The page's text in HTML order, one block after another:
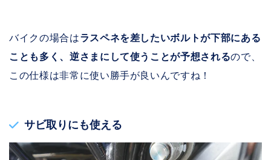
バイクの場合はラスペネを差したいボルトが下部にある
ことも多く、逆さまにして使うことが予想されるので、
この仕様は非常に使い勝手が良いんですね！
サビ取りにも使える